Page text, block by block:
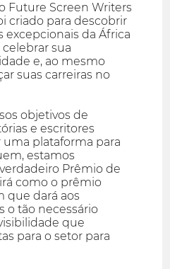
Future Screen Writers
criado para descobrir
excepcionais da África
sua
e, ao mesmo
suas carreiras no
objetivos de
e escritores
plataforma para
estamos
Prêmio de
como o prêmio
que dará aos
o tão necessário
que
para o setor para